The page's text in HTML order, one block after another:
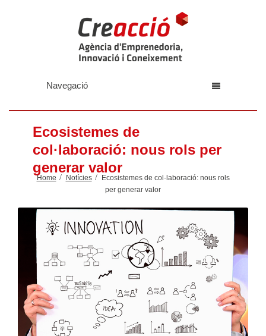
Navegació
Ecosistemes de
col·laboració: nous rols per
generar valor
Home Notícies
Ecosistemes de col·laboració: nous rols
per generar valor